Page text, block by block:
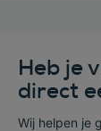
Heb je
direct
Wij helpen je